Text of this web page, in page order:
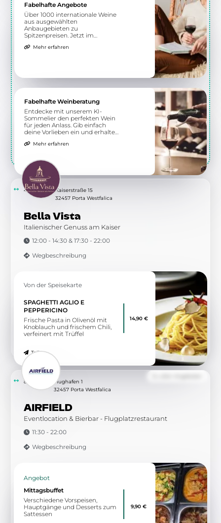
Fabelhafte Angebote
Über 1000 internationale Weine
aus ausgewählten
Anbaugebieten zu
Spitzenpreisen. Jetzt im
Mehr erfahren
Fabelhafte Weinberatung
Entdecke mit unserem KI-
Sommelier den perfekten Wein
für jeden Anlass. Gib einfach
deine Vorlieben ein und erhalte
Mehr erfahren
Bella Vista
Italienischer Genuss am Kaiser
12:00 - 14:30 & 17:30 - 22:00
Wegbeschreibung
4.97 km
Kaiserstraße 15
32457 Porta Westfalica
Von der Speisekarte
SPAGHETTI AGLIO E
PEPPERICINO
Frische Pasta in Olivenöl mit
Knoblauch und frischem Chili,
verfeinert mit Trüffel
Teilen
14,90 €
AIRFIELD
Eventlocation & Bierbar - Flugplatzrestaurant
11:30 - 22:00
Wegbeschreibung
8.21 km
Flughafen 1
32457 Porta Westfalica
Angebot
Mittagsbuffet
Verschiedene Vorspeisen,
Hauptgänge und Desserts zum
Sattessen
9,90 €